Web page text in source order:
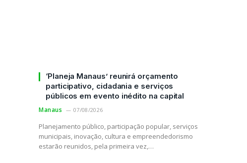
‘Planeja Manaus’ reunirá orçamento
participativo, cidadania e serviços
públicos em evento inédito na capital
Manaus 07/08/2026
Planejamento público, participação popular, serviços
municipais, inovação, cultura e empreendedorismo
estarão reunidos, pela primeira vez,…